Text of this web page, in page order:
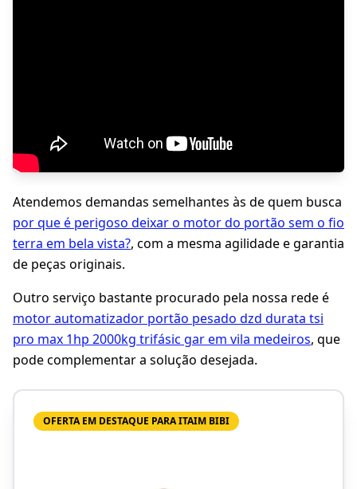
Atendemos demandas semelhantes às de quem busca
por que é perigoso deixar o motor do portão sem o fio
terra em bela vista?, com a mesma agilidade e garantia
de peças originais.
Outro serviço bastante procurado pela nossa rede é
motor automatizador portão pesado dzd durata tsi
pro max 1hp 2000kg trifásic gar em vila medeiros, que
pode complementar a solução desejada.
OFERTA EM DESTAQUE PARA ITAIM BIBI